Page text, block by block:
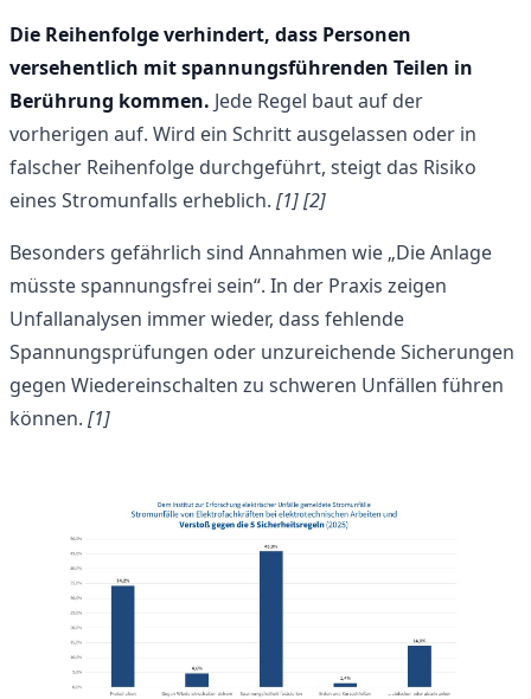
Die Reihenfolge verhindert, dass Personen
versehentlich mit spannungsführenden Teilen in
Berührung kommen. Jede Regel baut auf der
vorherigen auf. Wird ein Schritt ausgelassen oder in
falscher Reihenfolge durchgeführt, steigt das Risiko
eines Stromunfalls erheblich. [1] [2]
Besonders gefährlich sind Annahmen wie „Die Anlage
müsste spannungsfrei sein“. In der Praxis zeigen
Unfallanalysen immer wieder, dass fehlende
Spannungsprüfungen oder unzureichende Sicherungen
gegen Wiedereinschalten zu schweren Unfällen führen
können. [1]